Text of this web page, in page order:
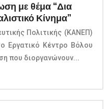
με θέμα “Δια
Κίνημα”
Πολιτικής (ΚΑΝΕΠ)
Εργατικό Κέντρο Βόλου
που διοργανώνουν...